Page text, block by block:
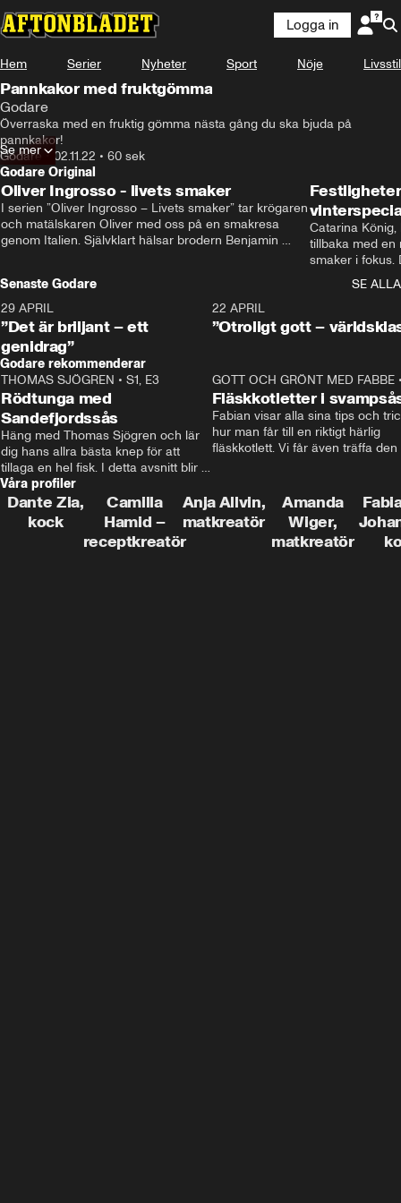
Logga in
Hem Serier Nyheter Sport Nöje Livsstil
Pannkakor med fruktgömma
Godare
Överraska med en fruktig gömma nästa gång du ska bjuda på
pannkakor!
Godare • 02.11.22 • 60 sek
Se mer
Godare Original
Oliver Ingrosso - livets smaker
I serien ”Oliver Ingrosso – Livets smaker” tar krögaren
och matälskaren Oliver med oss på en smakresa
genom Italien. Självklart hälsar brodern Benjamin
Catarina
tillbaka med en
smaker i fokus.
julfavoriter
Senaste Godare
SE ALLA
29 APRIL
”Det är briljant – ett
genidrag”
22 APRIL
”Otroligt gott –
Godare rekommenderar
THOMAS SJÖGREN • S1, E3
Rödtunga med
Sandefjordssås
Häng med Thomas Sjögren och lär
dig hans allra bästa knep för att
tillaga en hel fisk. I detta avsnitt blir
de helstekt rödtunga med
sandefjordssås och en magisk sallad
på pepparrot och äpple.
GOTT OCH GRÖNT MED FABBE
Fläskkotletter i
Fabian visar alla sina tips och
hur man får till en riktigt härlig
fläskkotlett. Vi får även träffa den
grisbonde på Gotland.
Våra profiler
Dante Zia,
kock
Camilla
Hamid –
receptkreatör
Anja Allvin,
matkreatör
Amanda
Wiger,
matkreatör